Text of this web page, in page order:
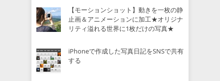
【モーションショット】動きを一枚の静
止画＆アニメーションに加工★オリジナ
リティ溢れる世界に1枚だけの写真★
iPhoneで作成した写真日記をSNSで共有
する